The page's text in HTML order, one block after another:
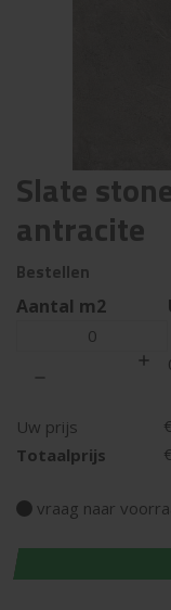
Slate
antracite
Bestellen
Aantal m2
Uw prijs €
Totaalprijs
€
vraag naar